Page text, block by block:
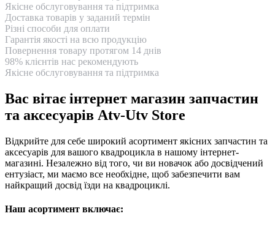
Якісне обслуговування та підтримка
Доставка товарів у заданий термін
Різні способи для оплати
Гарантія якості на всю продукцію
Повернення товару протягом 14 днів
98% клієнтів нас рекомендують
Якісне обслуговування та підтримка
Вас вітає інтернет магазин запчастин
та аксесуарів Atv-Utv Store
Відкрийте для себе широкий асортимент якісних запчастин та
аксесуарів для вашого квадроцикла в нашому інтернет-
магазині. Незалежно від того, чи ви новачок або досвідчений
ентузіаст, ми маємо все необхідне, щоб забезпечити вам
найкращий досвід їзди на квадроциклі.
Наш асортимент включає: